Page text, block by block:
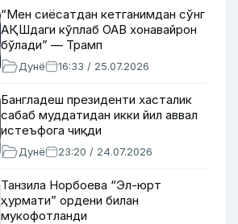
“Мен сиёсатдан кетганимдан сўнг
АҚШдаги кўплаб ОАВ хонавайрон
бўлади” — Трамп
Дунё 16:33 / 25.07.2026
Бангладеш президенти хасталик
сабаб муддатидан икки йил аввал
истеъфога чиқди
Дунё 23:20 / 24.07.2026
Танзила Норбоева “Эл-юрт
ҳурмати” ордени билан
мукофотланди